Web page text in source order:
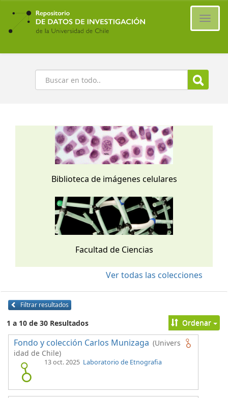
Ir
contenido
principal
Buscar
Biblioteca de imágenes celulares
Facultad de Ciencias
Ver todas las colecciones
Filtrar resultados
1 a 10 de 30 Resultados Ordenar
Fondo y colección Carlos Munizaga (Univers
idad de Chile)
13 oct. 2025 Laboratorio de Etnografia